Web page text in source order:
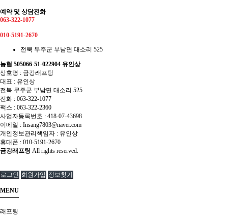
예약 및 상담전화
063-322-1077
010-5191-2670
전북 무주군 부남면 대소리 525
농협 505066-51-022904 유인상
상호명 : 금강래프팅
대표 : 유인상
전북 무주군 부남면 대소리 525
전화 : 063-322-1077
팩스 : 063-322-2360
사업자등록번호 : 418-07-43698
이메일 : Insang7803@naver.com
개인정보관리책임자 : 유인상
휴대폰 : 010-5191-2670
금강래프팅 All rights reserved.
로그인 회원가입 정보찾기
MENU
래프팅